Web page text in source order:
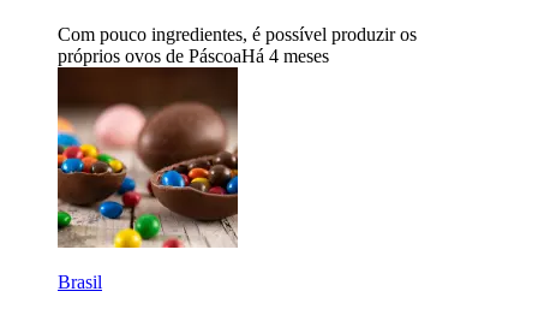
Com pouco ingredientes, é possível produzir os
próprios ovos de PáscoaHá 4 meses
Brasil